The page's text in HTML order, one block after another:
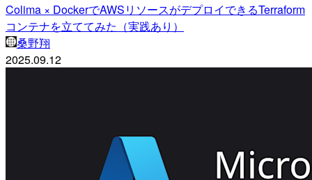
Colima × DockerでAWSリソースがデプロイできるTerraform
コンテナを立ててみた（実践あり）
桑野翔
2025.09.12